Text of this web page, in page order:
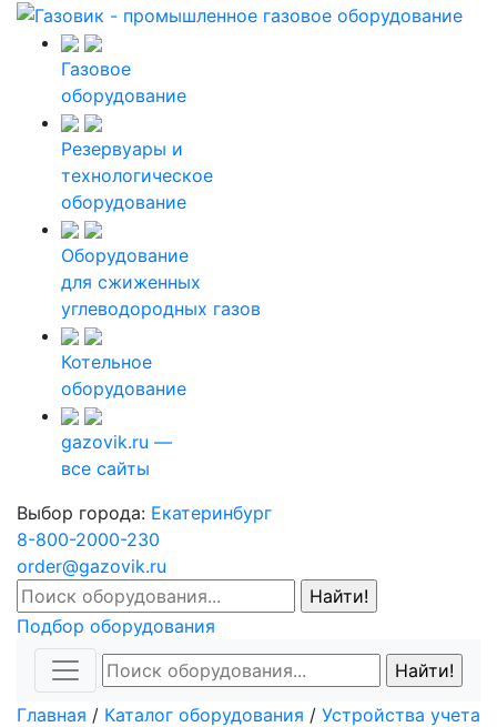
Газовое
оборудование
Резервуары и
технологическое
оборудование
Оборудование
для сжиженных
углеводородных газов
Котельное
оборудование
gazovik.ru —
все сайты
Выбор города: Екатеринбург
8-800-2000-230
order@gazovik.ru
Подбор оборудования
Главная / Каталог оборудования / Устройства учета